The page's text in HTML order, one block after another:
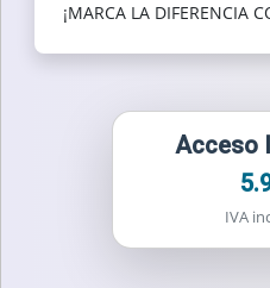
¡MARCA LA DIFERENCIA
Acceso
IVA